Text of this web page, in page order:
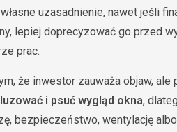
uzasadnienie, nawet jeśli
lepiej doprecyzować go przed
prac.
że inwestor zauważa objaw, ale
i psuć wygląd okna,
bezpieczeństwo, wentylację